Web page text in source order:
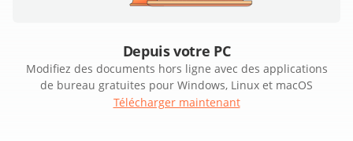
Depuis votre PC
Modifiez des documents hors ligne avec des applications
de bureau gratuites pour Windows, Linux et macOS
Télécharger maintenant